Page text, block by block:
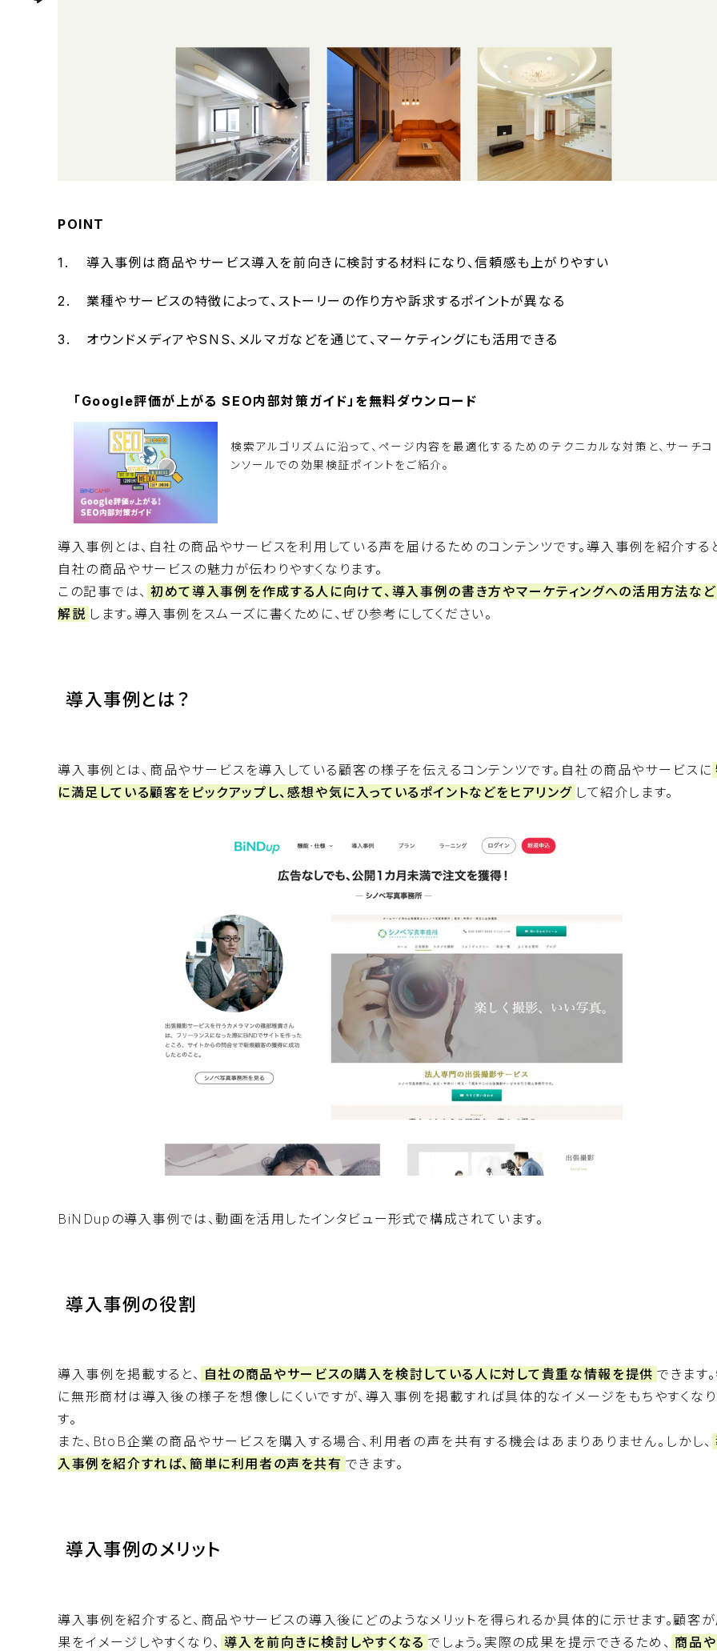
POINT
導入事例は商品やサービス導入を前向きに検討する材料になり、信頼感も上がりやすい
業種やサービスの特徴によって、ストーリーの作り方や訴求するポイントが異なる
オウンドメディアやSNS、メルマガなどを通じて、マーケティングにも活用できる
「Google評価が上がる SEO内部対策ガイド」を無料ダウンロード
検索アルゴリズムに沿って、ページ内容を最適化するためのテクニカルな対策と、サーチコ
ンソールでの効果検証ポイントをご紹介。
導入事例とは、自社の商品やサービスを利用している声を届けるためのコンテンツです。導入事例を紹介する
自社の商品やサービスの魅力が伝わりやすくなります。
この記事では、 初めて導入事例を作成する人に向けて、導入事例の書き方やマーケティングへの活用方法な
解説 します。導入事例をスムーズに書くために、ぜひ参考にしてください。
導入事例とは？
導入事例とは、商品やサービスを導入している顧客の様子を伝えるコンテンツです。自社の商品やサービスに
に満足している顧客をピックアップし、感想や気に入っているポイントなどをヒアリング して紹介します。
BiNDupの導入事例では、動画を活用したインタビュー形式で構成されています。
導入事例の役割
導入事例を掲載すると、 自社の商品やサービスの購入を検討している人に対して貴重な情報を提供 できます
に無形商材は導入後の様子を想像しにくいですが、導入事例を掲載すれば具体的なイメージをもちやすくな
す。
また、BtoB企業の商品やサービスを購入する場合、利用者の声を共有する機会はあまりありません。しかし、
入事例を紹介すれば、簡単に利用者の声を共有 できます。
導入事例のメリット
導入事例を紹介すると、商品やサービスの導入後にどのようなメリットを得られるか具体的に示せます。顧客
果をイメージしやすくなり、 導入を前向きに検討しやすくなる でしょう。実際の成果を提示できるため、 商品